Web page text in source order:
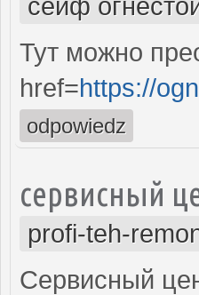
сейф
Тут можно
href=https://
odpowiedz
сервисный
profi-teh-
Сервисный